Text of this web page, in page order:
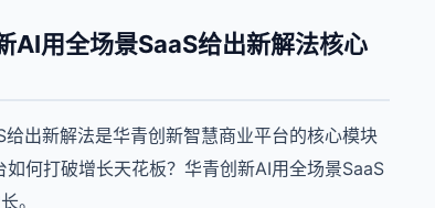
AI用全场景SaaS给出新解法核心
出新解法是华青创新智慧商业平台的核心模块
何打破增长天花板？华青创新AI用全场景SaaS
。